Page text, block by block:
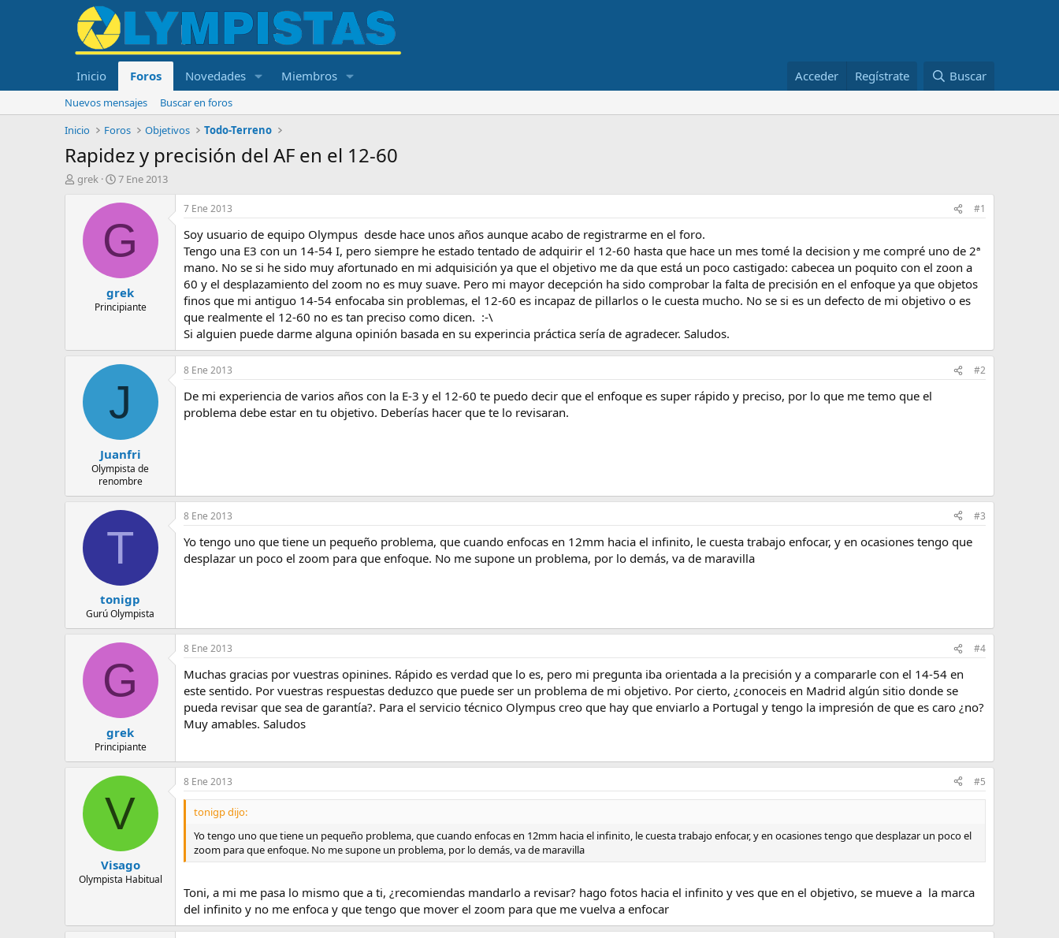
Inicio Foros Novedades Miembros Acceder Regístrate Buscar
Nuevos mensajes
Buscar en foros
Inicio
Foros Objetivos Todo-Terreno
Rapidez y precisión del AF en el 12-60
I
t
grek
F
c
h
d
i
n
i
o
7 Ene 2013
G
grek
Principiante
7 Ene 2013 #1
Soy usuario de equipo Olympus desde hace unos años aunque acabo de registrarme en el foro.
Tengo una E3 con un 14-54 I, pero siempre he estado tentado de adquirir el 12-60 hasta que hace un mes tomé la decision y me compré uno de 2ª
mano. No se si he sido muy afortunado en mi adquisición ya que el objetivo me da que está un poco castigado: cabecea un poquito con el zoon a
60 y el desplazamiento del zoom no es muy suave. Pero mi mayor decepción ha sido comprobar la falta de precisión en el enfoque ya que objetos
finos que mi antiguo 14-54 enfocaba sin problemas, el 12-60 es incapaz de pillarlos o le cuesta mucho. No se si es un defecto de mi objetivo o es
que realmente el 12-60 no es tan preciso como dicen. :-\
Si alguien puede darme alguna opinión basada en su experincia práctica sería de agradecer. Saludos.
J
Juanfri
Olympista de
renombre
8 Ene 2013 #2
De mi experiencia de varios años con la E-3 y el 12-60 te puedo decir que el enfoque es super rápido y preciso, por lo que me temo que el
problema debe estar en tu objetivo. Deberías hacer que te lo revisaran.
T
tonigp
Gurú Olympista
8 Ene 2013 #3
Yo tengo uno que tiene un pequeño problema, que cuando enfocas en 12mm hacia el infinito, le cuesta trabajo enfocar, y en ocasiones tengo que
desplazar un poco el zoom para que enfoque. No me supone un problema, por lo demás, va de maravilla
G
grek
Principiante
8 Ene 2013 #4
Muchas gracias por vuestras opinines. Rápido es verdad que lo es, pero mi pregunta iba orientada a la precisión y a compararle con el 14-54 en
este sentido. Por vuestras respuestas deduzco que puede ser un problema de mi objetivo. Por cierto, ¿conoceis en Madrid algún sitio donde se
pueda revisar que sea de garantía?. Para el servicio técnico Olympus creo que hay que enviarlo a Portugal y tengo la impresión de que es caro ¿no?
Muy amables. Saludos
V
Visago
Olympista Habitual
8 Ene 2013 #5
tonigp dijo:
Yo tengo uno que tiene un pequeño problema, que cuando enfocas en 12mm hacia el infinito, le cuesta trabajo enfocar, y en ocasiones tengo que desplazar un poco el
zoom para que enfoque. No me supone un problema, por lo demás, va de maravilla
Toni, a mi me pasa lo mismo que a ti, ¿recomiendas mandarlo a revisar? hago fotos hacia el infinito y ves que en el objetivo, se mueve a la marca
del infinito y no me enfoca y que tengo que mover el zoom para que me vuelva a enfocar